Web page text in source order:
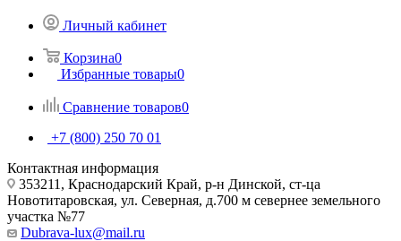
Личный кабинет
Корзина0
Избранные товары0
Сравнение товаров0
+7 (800) 250 70 01
Контактная информация
353211, Краснодарский Край, р-н Динской, ст-ца
Новотитаровская, ул. Северная, д.700 м севернее земельного
участка №77
Dubrava-lux@mail.ru